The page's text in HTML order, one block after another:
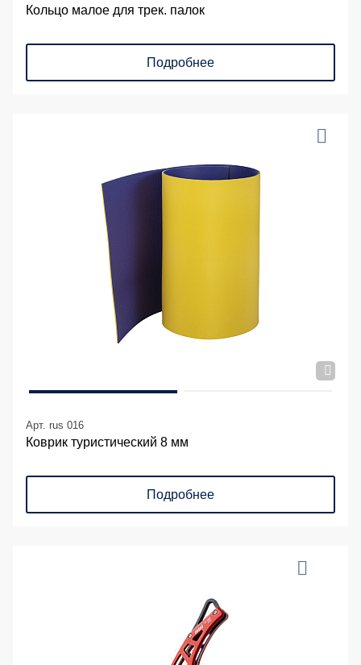
Кольцо малое для трек. палок
Подробнее
Арт. rus 016
Коврик туристический 8 мм
Подробнее